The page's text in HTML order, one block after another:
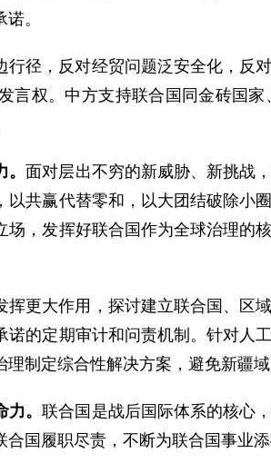
。
径，反对经贸问题泛安全化，反
言权。中方支持联合国同金砖国
面对层出不穷的新威胁、新挑战
共赢代替零和，以大团结破除小
，发挥好联合国作为全球治理的
更大作用，探讨建立联合国、区
的定期审计和问责机制。针对人
制定综合性解决方案，避免新疆域
力。联合国是战后国际体系的核心
国履职尽责，不断为联合国事业